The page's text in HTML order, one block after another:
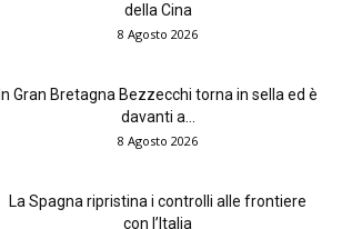
della Cina
8 Agosto 2026
In Gran Bretagna Bezzecchi torna in sella ed è
davanti a...
8 Agosto 2026
La Spagna ripristina i controlli alle frontiere
con l’Italia